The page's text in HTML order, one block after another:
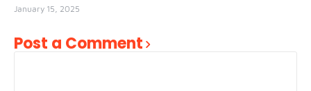
January 15, 2025
Post a Comment